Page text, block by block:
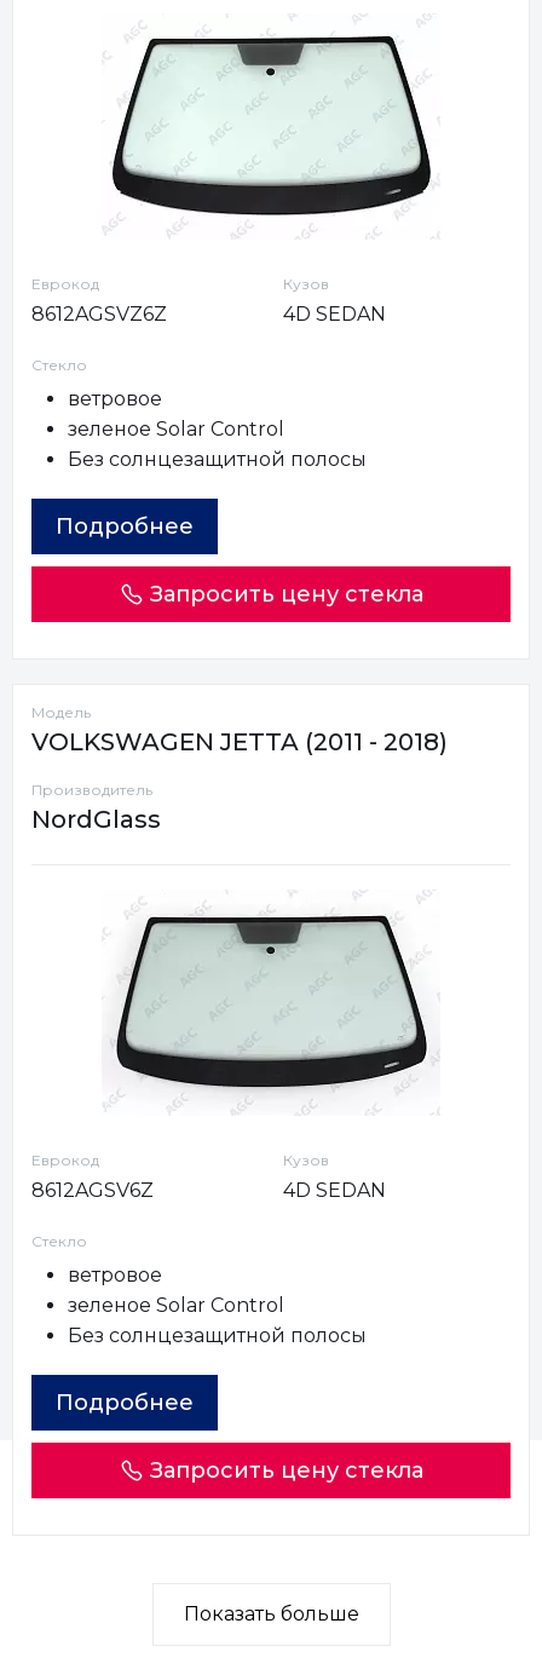
Еврокод
8612AGSVZ6Z
Кузов
4D SEDAN
Стекло
ветровое
зеленое Solar Control
Без солнцезащитной полосы
Подробнее
Запросить цену стекла
Модель
VOLKSWAGEN JETTA (2011 - 2018)
Производитель
NordGlass
Еврокод
8612AGSV6Z
Кузов
4D SEDAN
Стекло
ветровое
зеленое Solar Control
Без солнцезащитной полосы
Подробнее
Запросить цену стекла
Показать больше